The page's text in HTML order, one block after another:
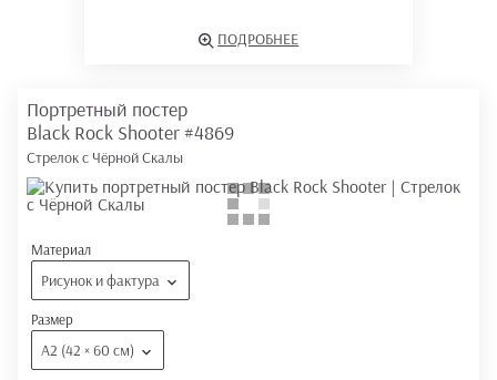
ПОДРОБНЕЕ
Портретный постер
Black Rock Shooter #4869
Стрелок с Чёрной Скалы
Материал
Рисунок и фактура
Размер
А2 (42 × 60 см)